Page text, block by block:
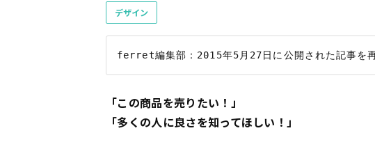
デザイン
「この商品を売りたい！」
「多くの人に良さを知ってほしい！」